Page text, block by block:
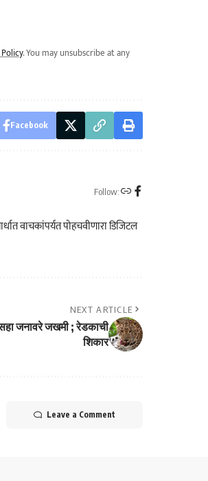
. You may unsubscribe at any
Facebook
Follow:
वाचकांपर्यत पोहचवीणारा डिजिटल
NEXT ARTICLE
जनावरे जखमी ; रेडकाची
शिकार
Leave a Comment